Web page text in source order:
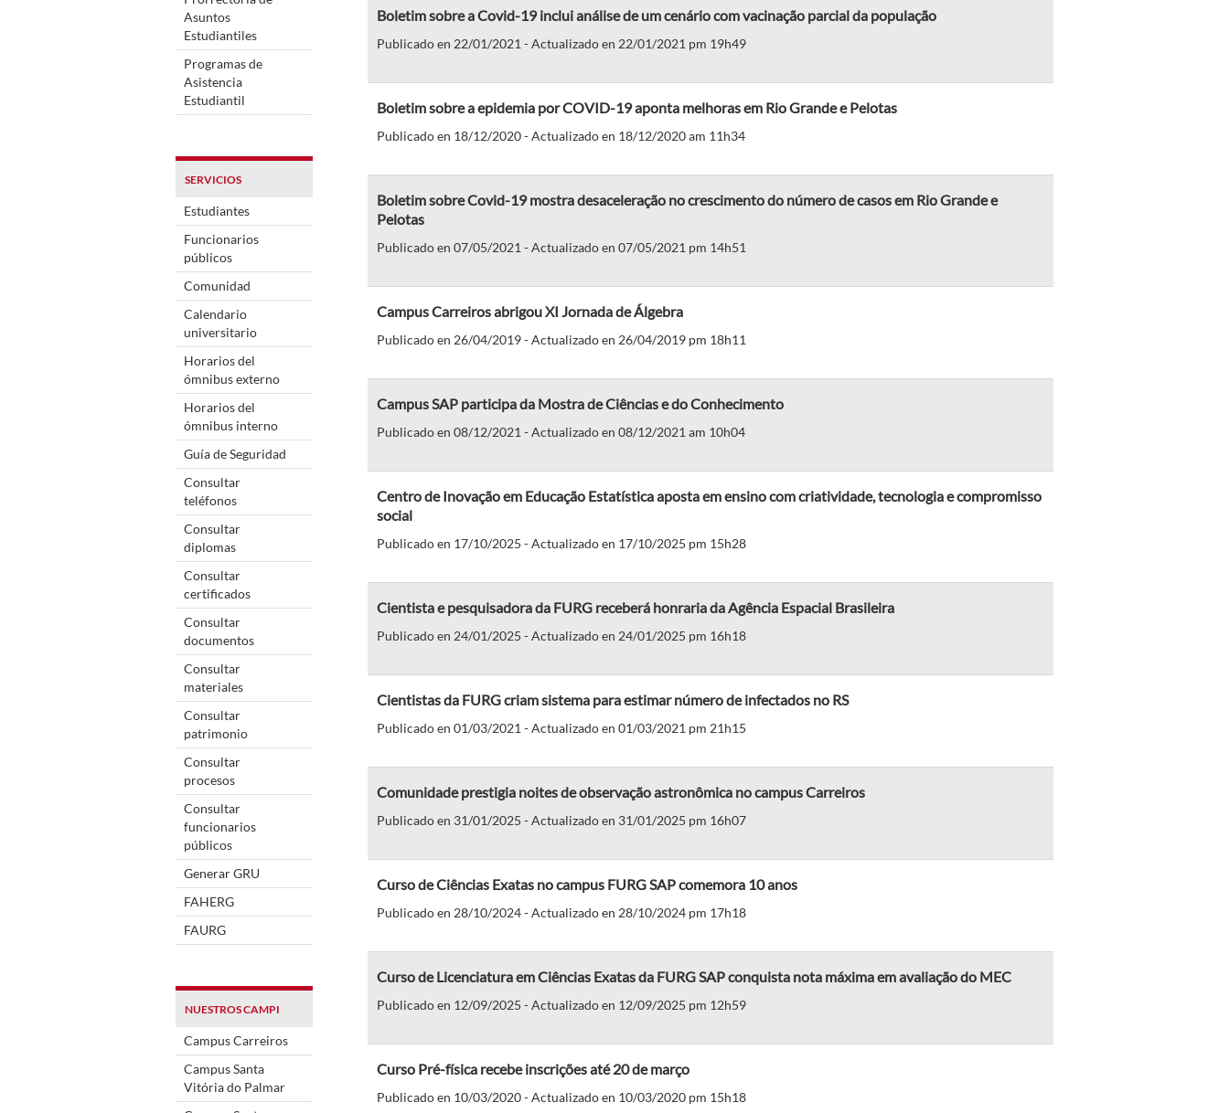
Asuntos
Estudiantiles
Programas de
Asistencia
Estudiantil
SERVICIOS
Estudiantes
Funcionarios
públicos
Comunidad
Calendario
universitario
Horarios del
ómnibus externo
Horarios del
ómnibus interno
Guía de Seguridad
Consultar
teléfonos
Consultar
diplomas
Consultar
certificados
Consultar
documentos
Consultar
materiales
Consultar
patrimonio
Consultar
procesos
Consultar
funcionarios
públicos
Generar GRU
FAHERG
FAURG
NUESTROS CAMPI
Campus Carreiros
Campus Santa
Vitória do Palmar
Boletim sobre a Covid-19 inclui análise de um cenário com vacinação parcial da população
Publicado en 22/01/2021 - Actualizado en 22/01/2021 pm 19h49
Boletim sobre a epidemia por COVID-19 aponta melhoras em Rio Grande e Pelotas
Publicado en 18/12/2020 - Actualizado en 18/12/2020 am 11h34
Boletim sobre Covid-19 mostra desaceleração no crescimento do número de casos em Rio Grande e
Pelotas
Publicado en 07/05/2021 - Actualizado en 07/05/2021 pm 14h51
Campus Carreiros abrigou XI Jornada de Álgebra
Publicado en 26/04/2019 - Actualizado en 26/04/2019 pm 18h11
Campus SAP participa da Mostra de Ciências e do Conhecimento
Publicado en 08/12/2021 - Actualizado en 08/12/2021 am 10h04
Centro de Inovação em Educação Estatística aposta em ensino com criatividade, tecnologia e compromisso
social
Publicado en 17/10/2025 - Actualizado en 17/10/2025 pm 15h28
Cientista e pesquisadora da FURG receberá honraria da Agência Espacial Brasileira
Publicado en 24/01/2025 - Actualizado en 24/01/2025 pm 16h18
Cientistas da FURG criam sistema para estimar número de infectados no RS
Publicado en 01/03/2021 - Actualizado en 01/03/2021 pm 21h15
Comunidade prestigia noites de observação astronômica no campus Carreiros
Publicado en 31/01/2025 - Actualizado en 31/01/2025 pm 16h07
Curso de Ciências Exatas no campus FURG SAP comemora 10 anos
Publicado en 28/10/2024 - Actualizado en 28/10/2024 pm 17h18
Curso de Licenciatura em Ciências Exatas da FURG SAP conquista nota máxima em avaliação do MEC
Publicado en 12/09/2025 - Actualizado en 12/09/2025 pm 12h59
Curso Pré-física recebe inscrições até 20 de março
Publicado en 10/03/2020 - Actualizado en 10/03/2020 pm 15h18